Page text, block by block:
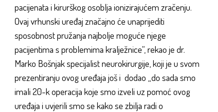
pacijenata i kirurškog osoblja ionizirajućem zračenju.
Ovaj vrhunski uređaj značajno će unaprijediti
sposobnost pružanja najbolje moguće njege
pacijentima s problemima kralježnice“, rekao je dr.
Marko Bošnjak specijalist neurokirurgije, koji je u svom
prezentiranju ovog uređaja još i dodao „do sada smo
imali 20-k operacija koje smo izveli uz pomoć ovog
uređaja i uvjerili smo se kako se zbilja radi o